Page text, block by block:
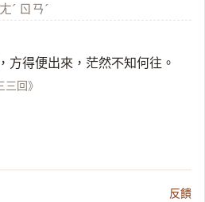
ˊ ㄖㄢˊ
方得便出來，茫然不知何往。
三回》
反饋